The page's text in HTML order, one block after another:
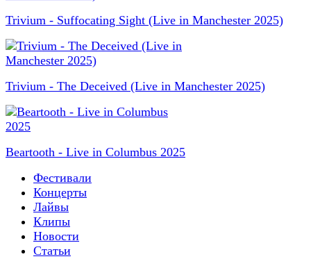
Trivium - Suffocating Sight (Live in Manchester 2025)
Trivium - The Deceived (Live in Manchester 2025)
Beartooth - Live in Columbus 2025
Фестивали
Концерты
Лайвы
Клипы
Новости
Статьи